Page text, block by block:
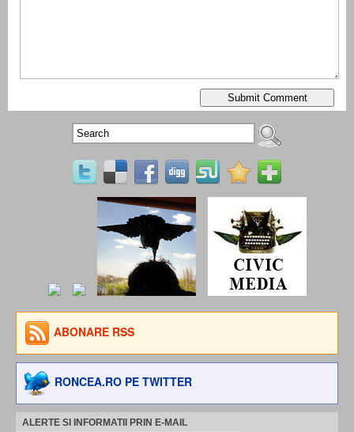
ABONARE RSS
RONCEA.RO PE TWITTER
ALERTE SI INFORMATII PRIN E-MAIL